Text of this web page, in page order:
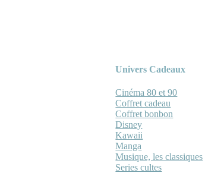
Univers Cadeaux
Cinéma 80 et 90
Coffret cadeau
Coffret bonbon
Disney
Kawaii
Manga
Musique, les classiques
Series cultes